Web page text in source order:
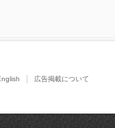
広告掲載について